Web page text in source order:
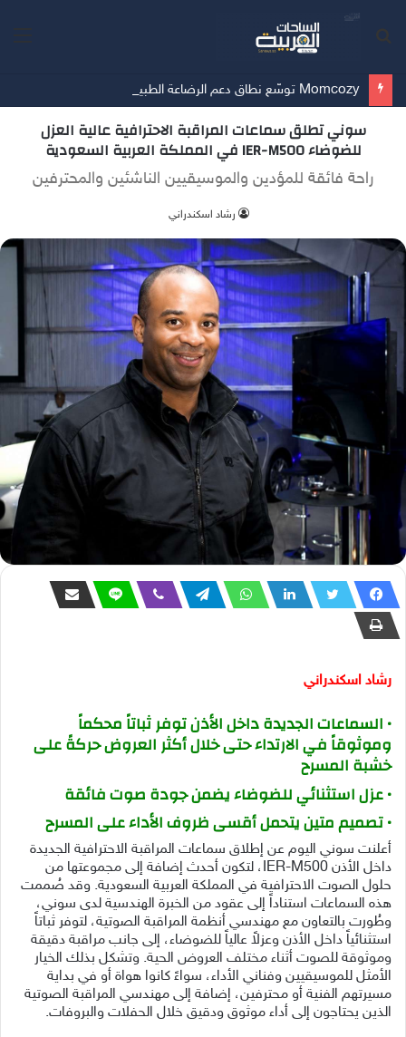
سوني تطلق سماعات المراقبة الاحترافية عالية العزل
للضوضاء IER-M500 في المملكة العربية السعودية
راحة فائقة للمؤدين والموسيقيين الناشئين والمحترفين
‫رشاد اسكندراني
رشاد اسكندراني
• السماعات الجديدة داخل الأذن توفر ثباتاً محكماً
وموثوقاً في الارتداء حتى خلال أكثر العروض حركةً على
خشبة المسرح
• عزل استثنائي للضوضاء يضمن جودة صوت فائقة
• تصميم متين يتحمل أقسى ظروف الأداء على المسرح
أعلنت سوني اليوم عن إطلاق سماعات المراقبة الاحترافية الجديدة
داخل الأذن IER-M500، لتكون أحدث إضافة إلى مجموعتها من
حلول الصوت الاحترافية في المملكة العربية السعودية. وقد صُممت
هذه السماعات استناداً إلى عقود من الخبرة الهندسية لدى سوني،
وطُورت بالتعاون مع مهندسي أنظمة المراقبة الصوتية، لتوفر ثباتاً
استثنائياً داخل الأذن وعزلاً عالياً للضوضاء، إلى جانب مراقبة دقيقة
وموثوقة للصوت أثناء مختلف العروض الحية. وتشكل بذلك الخيار
الأمثل للموسيقيين وفناني الأداء، سواءً كانوا هواة أو في بداية
مسيرتهم الفنية أو محترفين، إضافة إلى مهندسي المراقبة الصوتية
الذين يحتاجون إلى أداء موثوق ودقيق خلال الحفلات والبروفات.